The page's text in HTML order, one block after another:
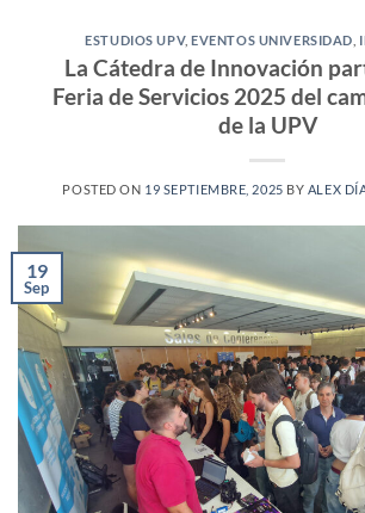
ESTUDIOS UPV,EVENTOS UNIVERSIDAD
La Cátedra de Innovación
Feria de Servicios 2025 del
de la UPV
POSTED ON 19 SEPTIEMBRE, 2025 BY ALEX
19
Sep